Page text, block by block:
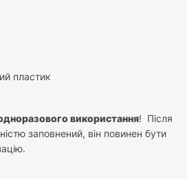
пластик
використання! Після
заповнений, він повинен бути